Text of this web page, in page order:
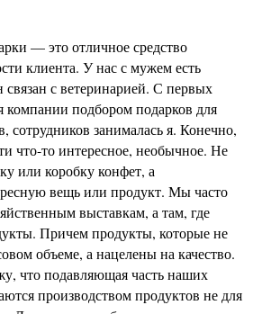
— это отличное средство
клиента. У нас с мужем есть
связан с ветеринарией. С первых
компании подбором подарков для
сотрудников занималась я. Конечно,
что-то интересное, необычное. Не
или коробку конфет, а
вещь или продукт. Мы часто
выставкам, а там, где
Причем продукты, которые не
объеме, а нацелены на качество.
что подавляющая часть наших
производством продуктов не для